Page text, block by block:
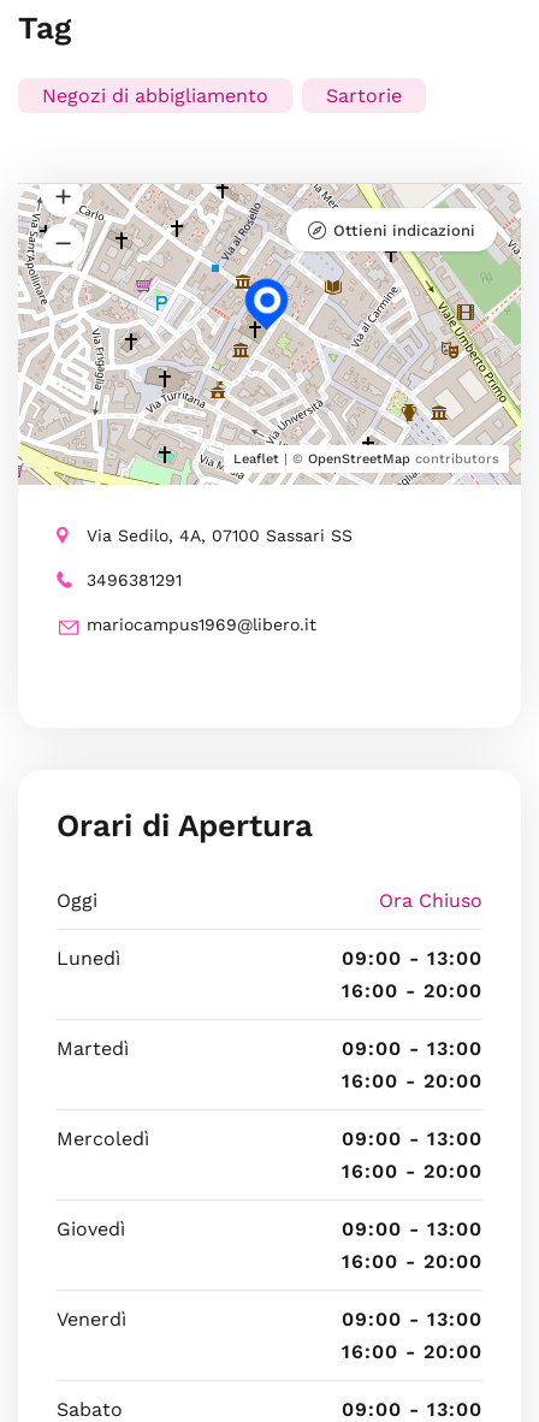
Tag
Negozi di abbigliamento Sartorie
Leaflet | © OpenStreetMap contributors
Ottieni indicazioni
Via Sedilo, 4A, 07100 Sassari SS
3496381291
mariocampus1969@libero.it
Orari di Apertura
Oggi Ora Chiuso
Lunedì
09:00 - 13:00
16:00 - 20:00
Martedì
09:00 - 13:00
16:00 - 20:00
Mercoledì
09:00 - 13:00
16:00 - 20:00
Giovedì
09:00 - 13:00
16:00 - 20:00
Venerdì
09:00 - 13:00
16:00 - 20:00
Sabato 09:00 - 13:00